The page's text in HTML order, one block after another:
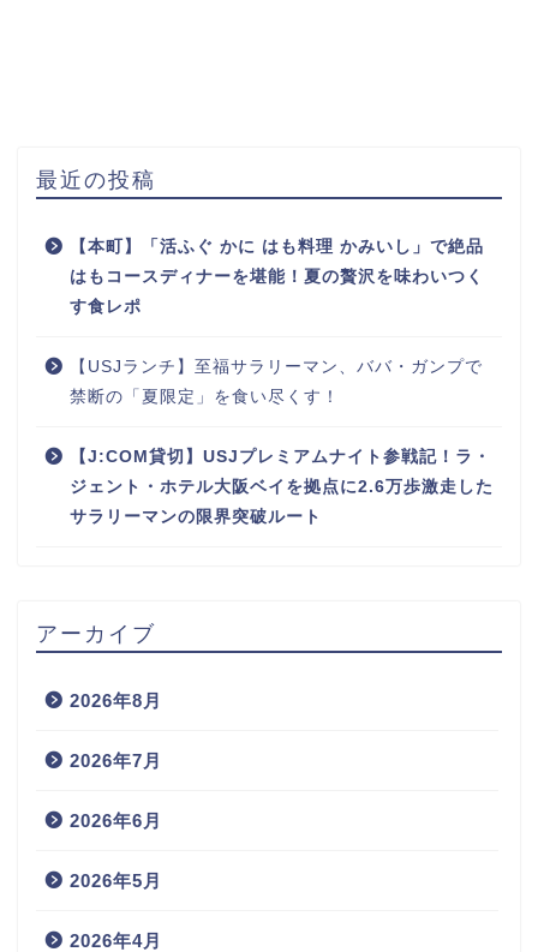
最近の投稿
【本町】「活ふぐ かに はも料理 かみいし」で絶品
はもコースディナーを堪能！夏の贅沢を味わいつく
す食レポ
【USJランチ】至福サラリーマン、ババ・ガンプで
禁断の「夏限定」を食い尽くす！
【J:COM貸切】USJプレミアムナイト参戦記！ラ・
ジェント・ホテル大阪ベイを拠点に2.6万歩激走した
サラリーマンの限界突破ルート
アーカイブ
2026年8月
2026年7月
2026年6月
2026年5月
2026年4月